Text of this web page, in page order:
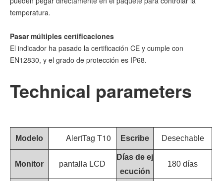
temperatura.
Pasar múltiples certificaciones
El indicador ha pasado la certificación CE y cumple con
EN12830, y el grado de protección es IP68.
Technical parameters
Modelo AlertTag T10 Escribe Desechable
Monitor pantalla LCD
Días de ej
ecución
180 días